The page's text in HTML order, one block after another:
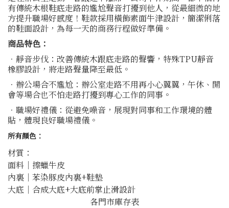
有傳統木根鞋底走路的尷尬聲音打擾到他人，從最細微的地
方提升職場好感度！鞋款採用橫飾素面牛津設計，簡潔俐落
的鞋面設計，為每一天的商務行程做好準備。
商品特色：
．靜音步伐：改善傳統木跟底走路的聲響，特殊TPU靜音
橡膠設計，將走路聲量降至最低。
．辦公場合不尷尬：辦公室走路不用再小心翼翼，午休、開
會等場合也不怕走路打擾到專心工作的同事。
．職場好禮儀：從避免噪音，展現對同事和工作環境的體
貼，體現良好職場禮儀。
所有顏色：
材質：
面料｜擦蠟牛皮
內裏｜苯染豚皮內裏+鞋墊
大底｜合成大底+大底前掌止滑設計
各門市庫存表